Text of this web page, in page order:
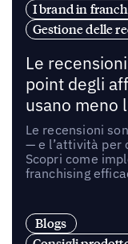
I brand in
Gestione delle
Le
point degli
usano meno
Le recensioni
— e l’attività per
Scopri come
franchising
Blogs